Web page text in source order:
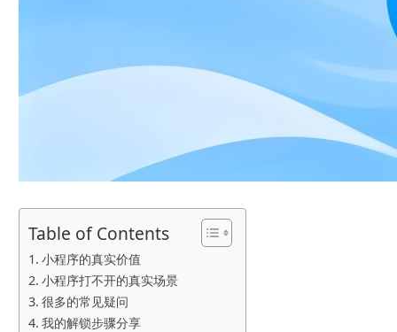
Table of Contents
小程序的真实价值
小程序打不开的真实场景
很多的常见疑问
我的解锁步骤分享